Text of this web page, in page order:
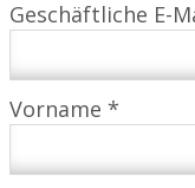
Geschäftliche E-
Vorname *